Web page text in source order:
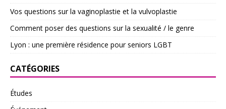
Vos questions sur la vaginoplastie et la vulvoplastie
Comment poser des questions sur la sexualité / le genre
Lyon : une première résidence pour seniors LGBT
CATÉGORIES
Études